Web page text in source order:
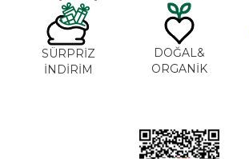
SÜRPRİZ
İNDİRİM
DOĞAL&
ORGANİK